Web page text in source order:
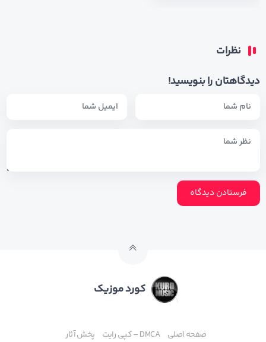
نظرات
دیدگاهتان را بنویسید!
کورد موزیک
صفحه اصلی DMCA – کپی رایت پخش آثار